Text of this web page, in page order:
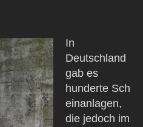
In
Deutschland
gab es
hunderte Sch
einanlagen,
die jedoch im